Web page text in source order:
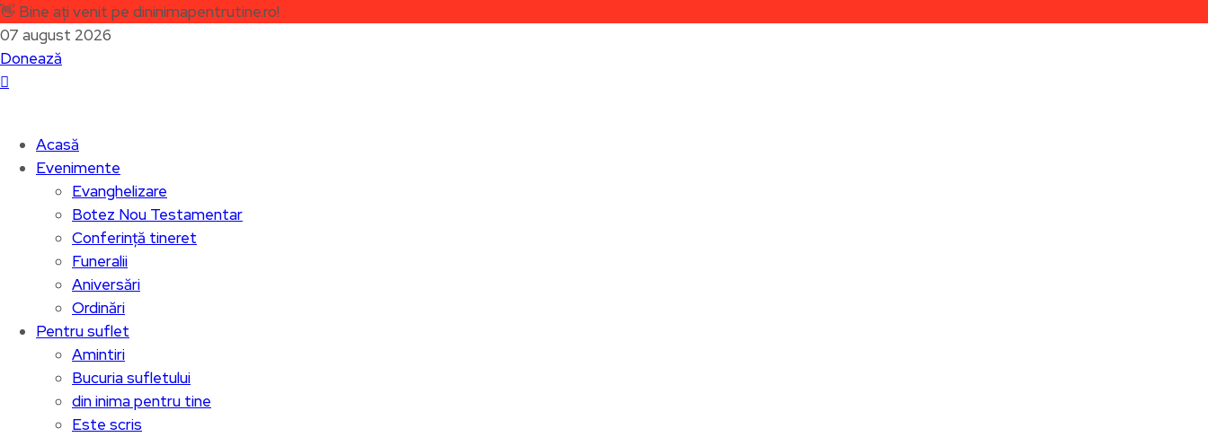
👋 Bine ați venit pe dininimapentrutine.ro!
07 august 2026
Donează
Acasă
Evenimente
Evanghelizare
Botez Nou Testamentar
Conferință tineret
Funeralii
Aniversări
Ordinări
Pentru suflet
Amintiri
Bucuria sufletului
din inima pentru tine
Este scris